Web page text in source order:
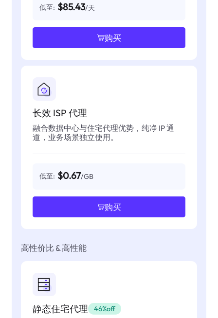
低至: $85.43/天
购买
长效 ISP 代理
融合数据中心与住宅代理优势，纯净 IP 通
道，业务场景独立使用。
低至: $0.67/GB
购买
高性价比 & 高性能
静态住宅代理 46%off